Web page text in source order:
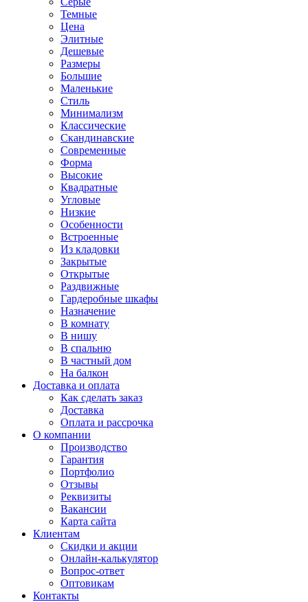
Темные
Цена
Элитные
Дешевые
Размеры
Большие
Маленькие
Стиль
Минимализм
Классические
Скандинавские
Современные
Форма
Высокие
Квадратные
Угловые
Низкие
Особенности
Встроенные
Из кладовки
Закрытые
Открытые
Раздвижные
Гардеробные шкафы
Назначение
В комнату
В нишу
В спальню
В частный дом
На балкон
Доставка и оплата
Как сделать заказ
Доставка
Оплата и рассрочка
О компании
Производство
Гарантия
Портфолио
Отзывы
Реквизиты
Вакансии
Карта сайта
Клиентам
Скидки и акции
Онлайн-калькулятор
Вопрос-ответ
Оптовикам
Контакты